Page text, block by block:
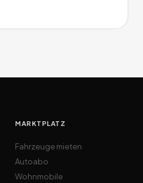
MARKTPLATZ
Fahrzeuge mieten
Autoabo
Wohnmobile